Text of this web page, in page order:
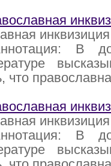
В
что
В